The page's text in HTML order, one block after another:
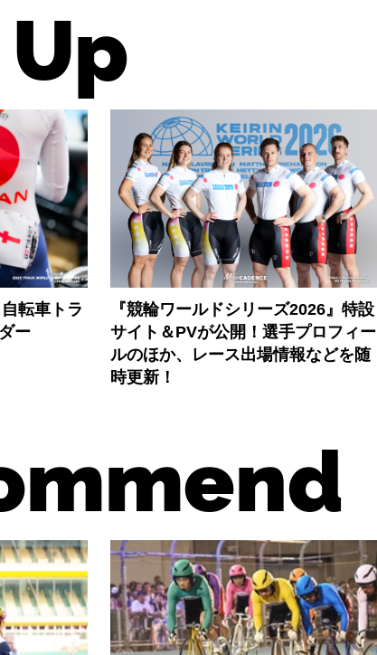
転車トラ
ー
『競輪ワールドシリーズ2026』特設
サイト＆PVが公開！選手プロフィー
ルのほか、レース出場情報などを随
時更新！